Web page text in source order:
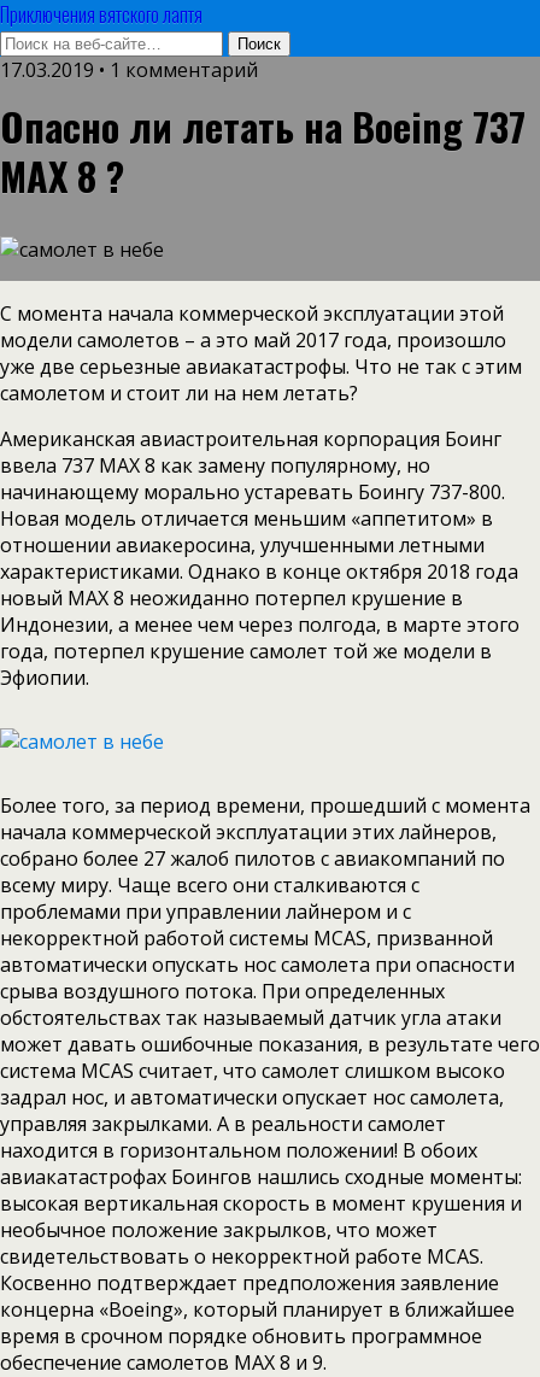
Приключения вятского лаптя
17.03.2019 • 1 комментарий
Опасно ли летать на Boeing 737
MAX 8 ?
С момента начала коммерческой эксплуатации этой
модели самолетов – а это май 2017 года, произошло
уже две серьезные авиакатастрофы. Что не так с этим
самолетом и стоит ли на нем летать?
Американская авиастроительная корпорация Боинг
ввела 737 MAX 8 как замену популярному, но
начинающему морально устаревать Боингу 737-800.
Новая модель отличается меньшим «аппетитом» в
отношении авиакеросина, улучшенными летными
характеристиками. Однако в конце октября 2018 года
новый MAX 8 неожиданно потерпел крушение в
Индонезии, а менее чем через полгода, в марте этого
года, потерпел крушение самолет той же модели в
Эфиопии.
Более того, за период времени, прошедший с момента
начала коммерческой эксплуатации этих лайнеров,
собрано более 27 жалоб пилотов с авиакомпаний по
всему миру. Чаще всего они сталкиваются с
проблемами при управлении лайнером и с
некорректной работой системы MCAS, призванной
автоматически опускать нос самолета при опасности
срыва воздушного потока. При определенных
обстоятельствах так называемый датчик угла атаки
может давать ошибочные показания, в результате чего
система MCAS считает, что самолет слишком высоко
задрал нос, и автоматически опускает нос самолета,
управляя закрылками. А в реальности самолет
находится в горизонтальном положении! В обоих
авиакатастрофах Боингов нашлись сходные моменты:
высокая вертикальная скорость в момент крушения и
необычное положение закрылков, что может
свидетельствовать о некорректной работе MCAS.
Косвенно подтверждает предположения заявление
концерна «Boeing», который планирует в ближайшее
время в срочном порядке обновить программное
обеспечение самолетов MAX 8 и 9.